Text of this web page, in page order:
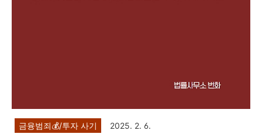
금융범죄💰/투자 사기 2025. 2. 6.